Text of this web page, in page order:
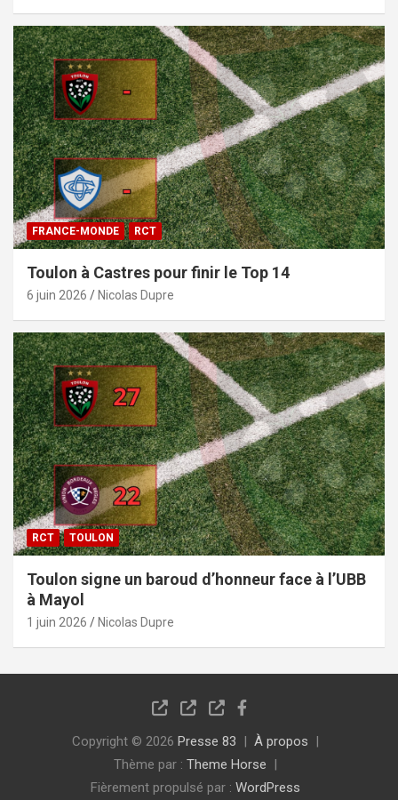
FRANCE-MONDE RCT
Toulon à Castres pour finir le Top 14
6 juin 2026 Nicolas Dupre
RCT TOULON
Toulon signe un baroud d’honneur face à l’UBB
à Mayol
1 juin 2026 Nicolas Dupre
Copyright © 2026 Presse 83
À propos
Thème par : Theme Horse
Fièrement propulsé par : WordPress